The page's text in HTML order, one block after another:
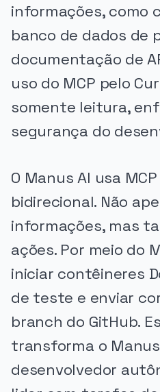
informações, como
banco de dados de
documentação de
uso do MCP pelo
somente leitura,
segurança do
O Manus AI usa
bidirecional. Não
informações, mas
ações. Por meio do
iniciar contêineres
de teste e enviar
branch do GitHub.
transforma o
desenvolvedor